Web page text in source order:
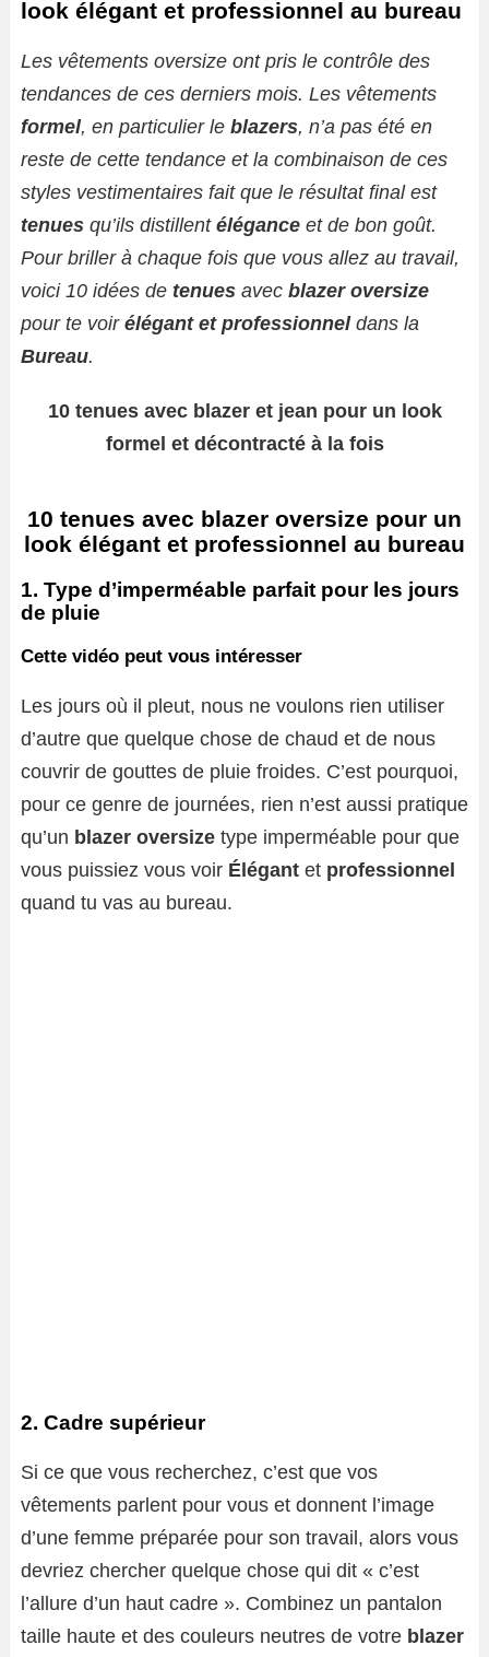
look élégant et professionnel au bureau
Les vêtements oversize ont pris le contrôle des
tendances de ces derniers mois. Les vêtements
formel, en particulier le blazers, n’a pas été en
reste de cette tendance et la combinaison de ces
styles vestimentaires fait que le résultat final est
tenues qu’ils distillent élégance et de bon goût.
Pour briller à chaque fois que vous allez au travail,
voici 10 idées de tenues avec blazer oversize
pour te voir élégant et professionneldans la
Bureau.
10 tenues avec blazer et jean pour un look
formel et décontracté à la fois
10 tenues avec blazer oversize pour un
look élégant et professionnel au bureau
1. Type d’imperméable parfait pour les jours
de pluie
Cette vidéo peut vous intéresser
Les jours où il pleut, nous ne voulons rien utiliser
d’autre que quelque chose de chaud et de nous
couvrir de gouttes de pluie froides. C’est pourquoi,
pour ce genre de journées, rien n’est aussi pratique
qu’un blazer oversize type imperméable pour que
vous puissiez vous voir Élégant et professionnel
quand tu vas au bureau.
2. Cadre supérieur
Si ce que vous recherchez, c’est que vos
vêtements parlent pour vous et donnent l’image
d’une femme préparée pour son travail, alors vous
devriez chercher quelque chose qui dit « c’est
l’allure d’un haut cadre ». Combinez un pantalon
taille haute et des couleurs neutres de votre blazer